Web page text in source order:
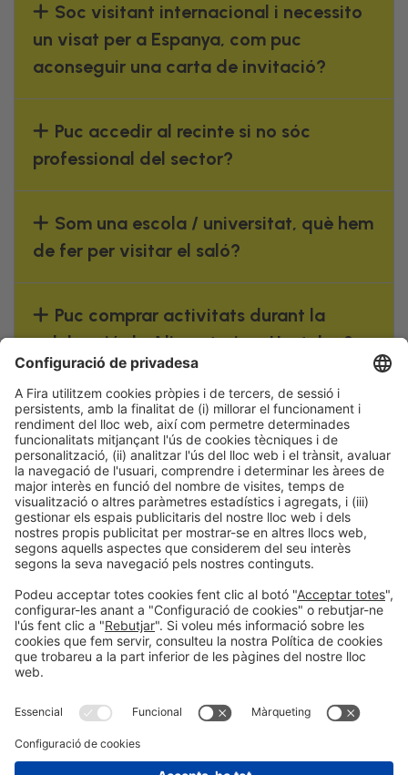
Soc visitant internacional i necessito
un visat per a Espanya, com puc
aconseguir una carta de invitació?
Puc accedir al recinte si no sóc
professional del sector?
Som una escola / universitat, què hem
de fer per visitar el saló?
Puc comprar activitats durant la
celebració de Alimentaria + Hostelco?
Tens més preguntes?
Informació legalAvís legal Política de privacitatPolítica de cookies
a les xarxes socials